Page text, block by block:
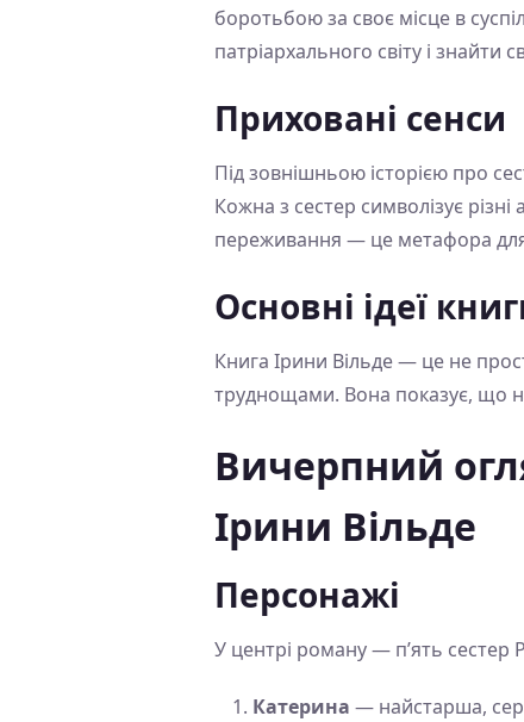
боротьбою за своє місце в
патріархального світу і знайти
Приховані сенси
Під зовнішньою історією про
Кожна з сестер символізує різні
переживання — це метафора для
Основні ідеї
Книга Ірини Вільде — це не
труднощами. Вона показує, що
Вичерпний
Ірини Вільде
Персонажі
У центрі роману — п’ять сестер
Катерина — найстарша,